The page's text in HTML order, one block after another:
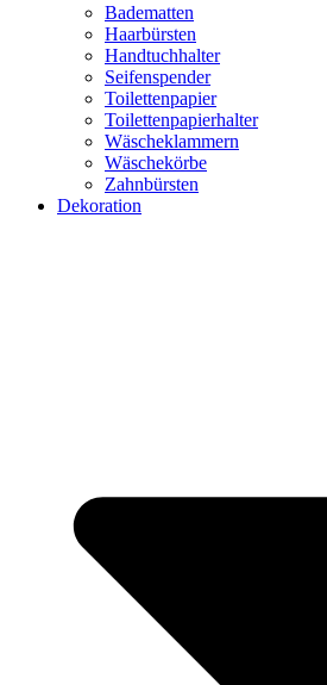
Badematten
Haarbürsten
Handtuchhalter
Seifenspender
Toilettenpapier
Toilettenpapierhalter
Wäscheklammern
Wäschekörbe
Zahnbürsten
Dekoration